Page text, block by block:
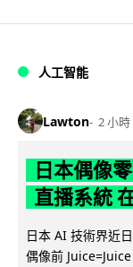
人工智能
Lawton 2 小時
日本偶像
直播系統
日本 AI 技術界近
偶像前